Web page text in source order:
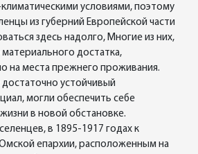
условиями, поэтому
из губерний Европейской части
здесь надолго, Многие из них,
достатка,
на места прежнего проживания.
устойчивый
могли обеспечить себе
в новой обстановке.
в 1895-1917 годах к
епархии, расположенным на